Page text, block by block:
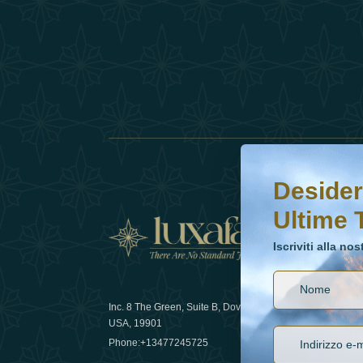
Inc. 8 The Green, Suite B, Dover, DE
USA, 19901
Phone:+13477245725
Come la
lusso nel
Desideri saperne di
Iscriviti alla nostra
Ultime
Iscriviti alla